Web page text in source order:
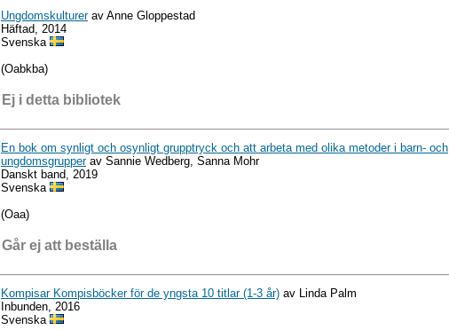
Ungdomskulturerav Anne Gloppestad
Häftad, 2014
Svenska
(Oabkba)
Ej i detta bibliotek
En bok om synligt och osynligt grupptryck och att arbeta med olika metoder i barn- och
ungdomsgrupperav Sannie Wedberg, Sanna Mohr
Danskt band, 2019
Svenska
(Oaa)
Går ej att beställa
Kompisar Kompisböcker för de yngsta 10 titlar (1-3 år) av Linda Palm
Inbunden, 2016
Svenska